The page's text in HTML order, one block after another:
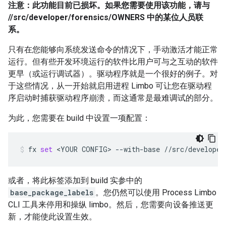
注意：此功能目前已损坏。如果您需要使用该功能，请与
//src/developer/forensics/OWNERS 中的某位人员联
系。
只有在您能够向系统发送命令的情况下，手动激活才能正常
运行。但有些开发环境运行的软件比用户可与之互动的软件
更早（或运行调试器）。驱动程序就是一个很好的例子。对
于这些情况，从一开始就启用进程 Limbo 可让您在驱动程
序启动时捕获驱动程序崩溃，而这通常是最难调试的部分。
为此，您需要在 build 中设置一项配置：
fx set <YOUR CONFIG> --with-base //src/
或者，将此标签添加到 build 实参中的
base_package_labels 。您仍然可以使用 Process Limbo
CLI 工具来停用和操纵 limbo。然后，您需要向设备推送更
新，才能使此设置生效。